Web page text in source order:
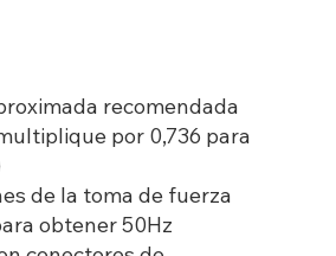
recomendada
por 0,736 para
de la toma de fuerza
obtener 50Hz